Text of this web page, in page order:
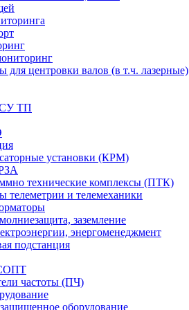
для центровки валов (в т.ч. лазерные)
ТП
установки (КРМ)
технические комплексы (ПТК)
телеметрии и телемеханики
заземление
энергоменеджмент
подстанция
частоты (ПЧ)
оборудование